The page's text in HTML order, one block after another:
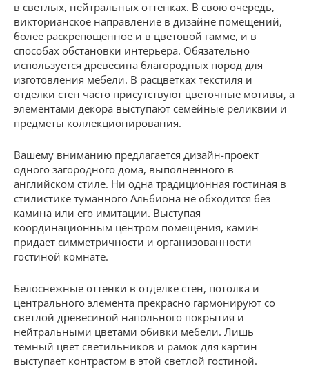
в светлых, нейтральных оттенках. В свою очередь,
викторианское направление в дизайне помещений,
более раскрепощенное и в цветовой гамме, и в
способах обстановки интерьера. Обязательно
используется древесина благородных пород для
изготовления мебели. В расцветках текстиля и
отделки стен часто присутствуют цветочные мотивы, а
элементами декора выступают семейные реликвии и
предметы коллекционирования.
Вашему вниманию предлагается дизайн-проект
одного загородного дома, выполненного в
английском стиле. Ни одна традиционная гостиная в
стилистике туманного Альбиона не обходится без
камина или его имитации. Выступая
координационным центром помещения, камин
придает симметричности и организованности
гостиной комнате.
Белоснежные оттенки в отделке стен, потолка и
центрального элемента прекрасно гармонируют со
светлой древесиной напольного покрытия и
нейтральными цветами обивки мебели. Лишь
темный цвет светильников и рамок для картин
выступает контрастом в этой светлой гостиной.